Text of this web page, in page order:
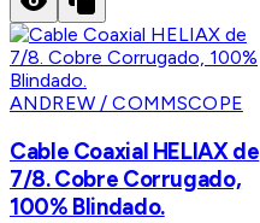
ANDREW / COMMSCOPE
Cable Coaxial HELIAX de
7/8. Cobre Corrugado,
100% Blindado.